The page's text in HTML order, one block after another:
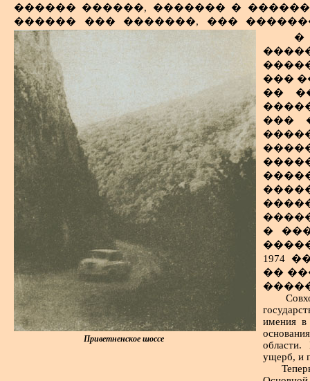
���������. ��� ���� �������
����������� ����������
�� ������������� - 17 �� (�
�����������); ��
�������������� � ���-�������
������, 20 ��. ���� �����������
������� �����, � �����
������ ���� �� ����� ��������
�������� ���������� � ����.
������ ������, ������� �
������ ��� �������, ���
������� � ����� �����������
�����, �����, ����� - ��� ������
������������� ���������� ��
��������� �������, ������ -
����" (�� ��������� "����" -
������� �� ���������� �����
������. � ��������
���������������� "������" -
������� ���������,
������ ������ �� ������
����� ������ ������ �����
������� ����� ������������
��������� ������ ���. � 1912
� ��������, �������� ���� �
����� 1940 ���� �� ����� �����
�����. �������������� ������
�������� ������, ��� � �� ����
������ � ������ - ��� ��
�����������.
��������� ����: ����� ����� -
������� ������ ���� � ����� -
���� ��������, �� ������
����� �������� �������.
������� � �������� ��
����������� ���; � 20-25 � ��
�
���
��
���
�
1974
��
имения
ущерб, и
Приветненское шоссе